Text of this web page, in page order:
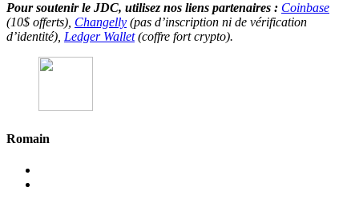
Pour soutenir le JDC, utilisez nos liens partenaires : Coinbase
(10$ offerts), Changelly (pas d’inscription ni de vérification
d’identité), Ledger Wallet(coffre fort crypto).
Romain